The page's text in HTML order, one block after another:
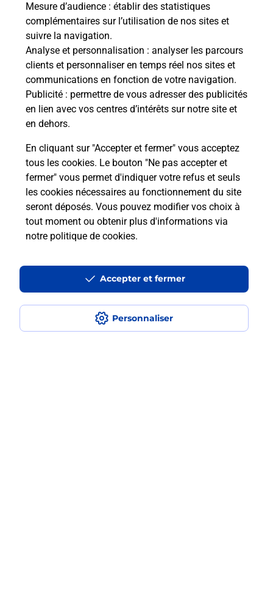
Mesure d’audience : établir des statistiques
complémentaires sur l’utilisation de nos sites et
suivre la navigation.
Analyse et personnalisation : analyser les parcours
clients et personnaliser en temps réel nos sites et
communications en fonction de votre navigation.
Publicité : permettre de vous adresser des publicités
en lien avec vos centres d’intérêts sur notre site et
en dehors.
En cliquant sur "Accepter et fermer" vous acceptez
tous les cookies. Le bouton "Ne pas accepter et
fermer" vous permet d'indiquer votre refus et seuls
les cookies nécessaires au fonctionnement du site
seront déposés. Vous pouvez modifier vos choix à
tout moment ou obtenir plus d'informations via
notre politique de cookies.
Personnaliser
Accepter et fermer
Recherchez un autre point de contact
Questions fréquemment posées
Quel réseau utilise La Poste Mobile ?
Est-ce que je peux garder mon
numéro de mobile gratuitement ?
Est-ce que je peux utiliser mon forfait
à l’étranger avec La Poste Mobile ?